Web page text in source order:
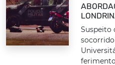
Suspeito